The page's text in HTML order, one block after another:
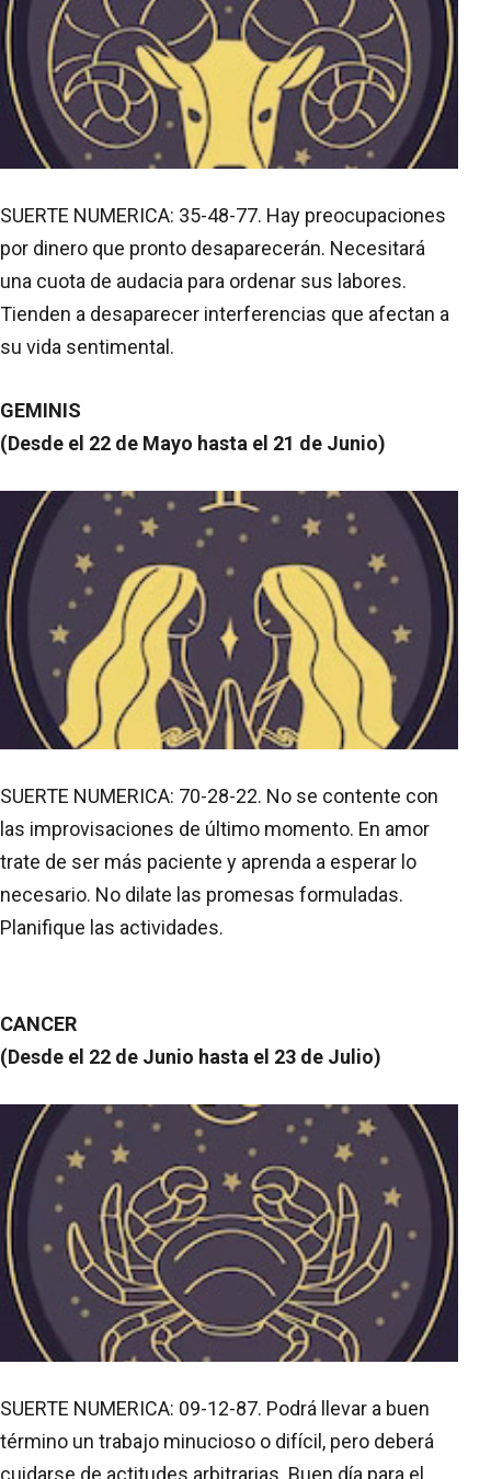
SUERTE NUMERICA: 35-48-77. Hay preocupaciones
por dinero que pronto desaparecerán. Necesitará
una cuota de audacia para ordenar sus labores.
Tienden a desaparecer interferencias que afectan a
su vida sentimental.
GEMINIS
(Desde el 22 de Mayo hasta el 21 de Junio)
SUERTE NUMERICA: 70-28-22. No se contente con
las improvisaciones de último momento. En amor
trate de ser más paciente y aprenda a esperar lo
necesario. No dilate las promesas formuladas.
Planifique las actividades.
CANCER
(Desde el 22 de Junio hasta el 23 de Julio)
SUERTE NUMERICA: 09-12-87. Podrá llevar a buen
término un trabajo minucioso o difícil, pero deberá
cuidarse de actitudes arbitrarias. Buen día para el